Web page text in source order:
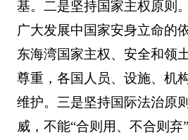
基。二是坚持国家主权原则
广大发展中国家安身立命的
东海湾国家主权、安全和领
尊重，各国人员、设施、机
维护。三是坚持国际法治原
威，不能“合则用、不合则弃